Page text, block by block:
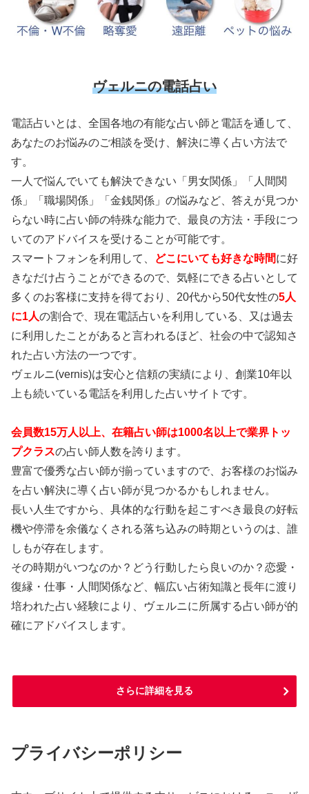
ヴェルニの電話占い
電話占いとは、全国各地の有能な占い師と電話を通して、
あなたのお悩みのご相談を受け、解決に導く占い方法で
す。
一人で悩んでいても解決できない「男女関係」「人間関
係」「職場関係」「金銭関係」の悩みなど、答えが見つか
らない時に占い師の特殊な能力で、最良の方法・手段につ
いてのアドバイスを受けることが可能です。
スマートフォンを利用して、
どこにいても好きな時間に好
きなだけ占うことができるので、気軽にできる占いとして
多くのお客様に支持を得ており、20代から50代女性の5人
に1人の割合で、現在電話占いを利用している、又は過去
に利用したことがあると言われるほど、社会の中で認知さ
れた占い方法の一つです。
ヴェルニ(vernis)は安心と信頼の実績により、創業10年以
上も続いている電話を利用した占いサイトです。
会員数15万人以上、在籍占い師は1000名以上で業界トッ
プクラスの占い師人数を誇ります。
豊富で優秀な占い師が揃っていますので、お客様のお悩み
を占い解決に導く占い師が見つかるかもしれません。
長い人生ですから、具体的な行動を起こすべき最良の好転
機や停滞を余儀なくされる落ち込みの時期というのは、誰
しもが存在します。
その時期がいつなのか？どう行動したら良いのか？恋愛・
復縁・仕事・人間関係など、幅広い占術知識と長年に渡り
培われた占い経験により、ヴェルニに所属する占い師が的
確にアドバイスします。
さらに詳細を見る
プライバシーポリシー